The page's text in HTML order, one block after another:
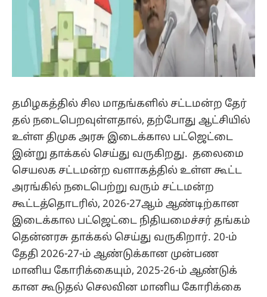
தமிழகத்​தில் சில மாதங்​களில் சட்​டமன்ற தேர்​
தல் நடை​பெறவுள்​ள​தால், தற்போது ஆட்சியில்
உள்ள திமுக அரசு இடைக்​கால பட்​ஜெட்டை
இன்று தாக்கல் செய்து வருகிறது. தலைமை
செயலக சட்டமன்ற வளாகத்தில் உள்ள கூட்ட
அரங்கில் நடைபெற்று வரும் சட்டமன்ற
கூட்டத்தொடரில், 2026-27ஆம் ஆண்டிற்கான
இடைக்கால பட்ஜெட்டை நிதியமைச்சர் தங்கம்
தென்னரசு தாக்கல் செய்து வருகிறார். 20-ம்
தேதி 2026-27-ம் ஆண்​டுக்​கான முன்பண
மானிய கோரிக்​கை​யும், 2025-26-ம் ஆண்​டுக்​
கான கூடு​தல் செல​வின மானிய கோரிக்​கை​